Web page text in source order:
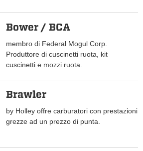
Bower / BCA
membro di Federal Mogul Corp.
Produttore di cuscinetti ruota, kit
cuscinetti e mozzi ruota.
Brawler
by Holley offre carburatori con prestazioni
grezze ad un prezzo di punta.